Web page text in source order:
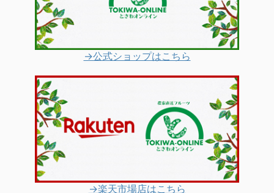
→公式ショップはこちら
→楽天市場店はこちら